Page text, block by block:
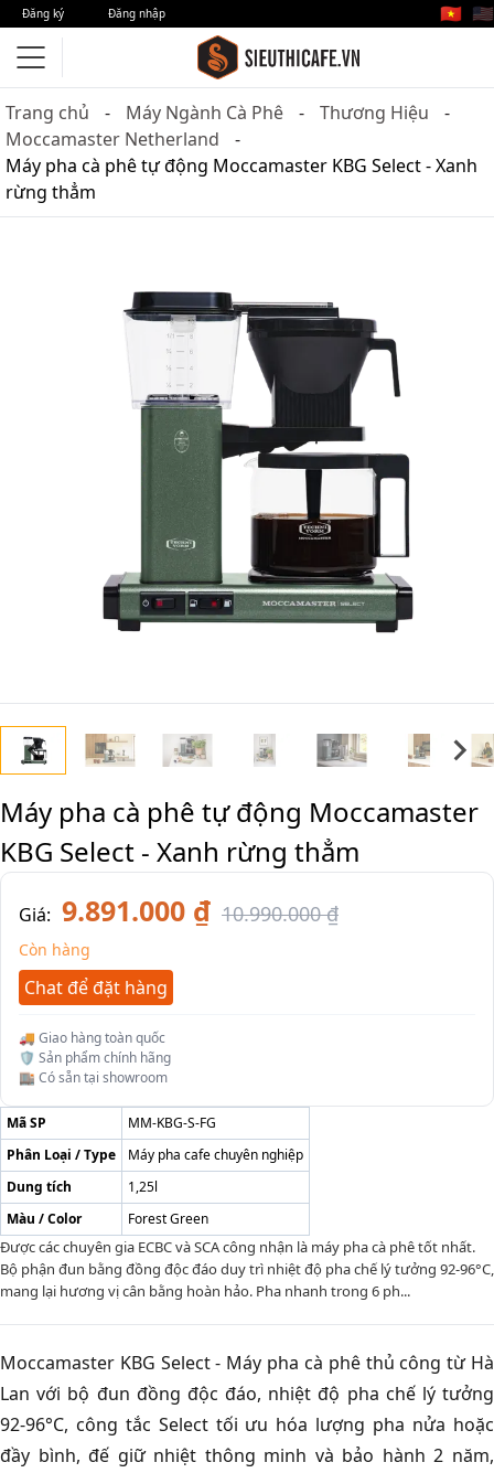
Đăng ký Đăng nhập 🇻🇳 🇺🇸
Trang chủ Máy Ngành Cà Phê
Thương Hiệu
Moccamaster Netherland
Máy pha cà phê tự động Moccamaster KBG Select - Xanh
rừng thẳm
Máy pha cà phê tự động Moccamaster
KBG Select - Xanh rừng thẳm
Giá: 9.891.000 ₫ 10.990.000 ₫
Còn hàng
Chat để đặt hàng
🚚 Giao hàng toàn quốc
🛡️ Sản phẩm chính hãng
🏬 Có sẵn tại showroom
Mã SP
MM-KBG-S-FG
Phân Loại / Type
Máy pha cafe chuyên nghiệp
Dung tích
1,25l
Màu / Color
Forest Green
Được các chuyên gia ECBC và SCA công nhận là máy pha cà phê tốt nhất.
Bộ phận đun bằng đồng độc đáo duy trì nhiệt độ pha chế lý tưởng 92-96°C,
mang lại hương vị cân bằng hoàn hảo. Pha nhanh trong 6 ph...
Moccamaster KBG Select - Máy pha cà phê thủ công từ Hà
Lan với bộ đun đồng độc đáo, nhiệt độ pha chế lý tưởng
92-96°C, công tắc Select tối ưu hóa lượng pha nửa hoặc
đầy bình, đế giữ nhiệt thông minh và bảo hành 2 năm,